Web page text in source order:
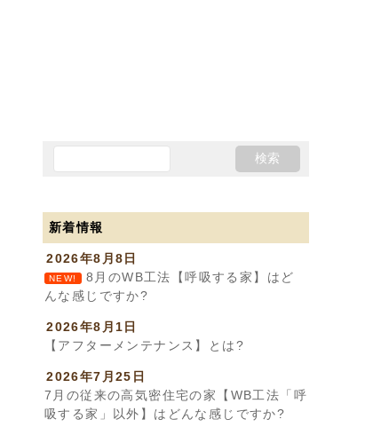
新着情報
2026年8月8日
NEW!
8月のWB工法【呼吸する家】はど
んな感じですか?
2026年8月1日
【アフターメンテナンス】とは?
2026年7月25日
7月の従来の高気密住宅の家【WB工法「呼
吸する家」以外】はどんな感じですか?